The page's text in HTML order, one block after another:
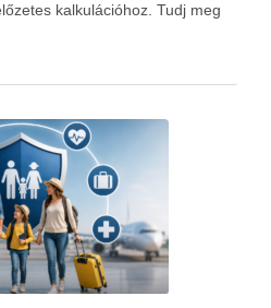
kalkulációhoz. Tudj meg